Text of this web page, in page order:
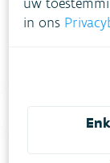
Bekijk het
Niet
Bel gratis
in ons